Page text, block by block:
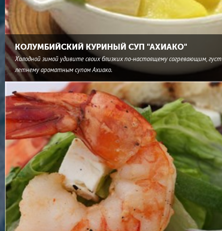
КОЛУМБИЙСКИЙ КУРИНЫЙ СУП "АХИАКО"
Холодной зимой удивите своих близких по-настоящему согревающим,
летнему ароматным супом Ахиако.